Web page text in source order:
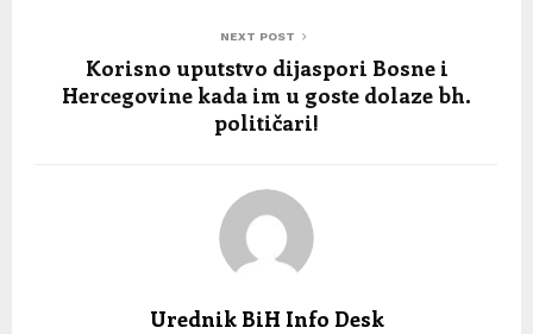
NEXT POST
Korisno uputstvo dijaspori Bosne i
Hercegovine kada im u goste dolaze bh.
političari!
Urednik BiH Info Desk